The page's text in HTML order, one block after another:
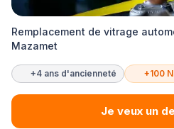
Remplacement de vitrage
Mazamet
+4 ans d'ancienneté +100
Je veux un